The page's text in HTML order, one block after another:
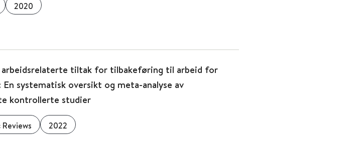
2020
arbeidsrelaterte tiltak for tilbakeføring til arbeid for
En systematisk oversikt og meta-analyse av
kontrollerte studier
2022